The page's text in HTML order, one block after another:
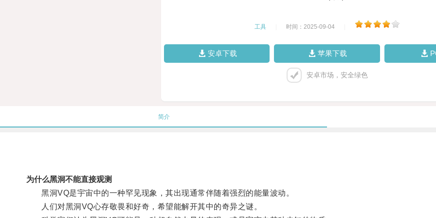
工具 时间：2025-09-04
安卓下载 苹果下载
安卓市场，安全绿色
简介
为什么黑洞不能直接观测
黑洞VQ是宇宙中的一种罕见现象，其出现通常伴随着强烈的能量波动。
人们对黑洞VQ心存敬畏和好奇，希望能解开其中的奇异之谜。